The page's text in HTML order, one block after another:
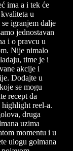
ima a i tek će
u
igranjem dalje
jednostavan
i o pravcu u
Nije nimalo
time je i
akcije i
Dodajte u
se mogu
recept da
reel-a.
druga
uzima
momentu i u
ulogu golmana